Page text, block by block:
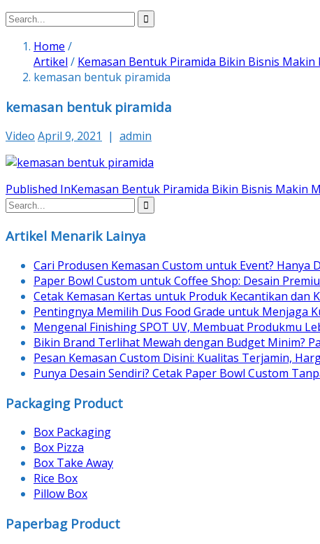
Home /
Artikel / Kemasan Bentuk Piramida Bikin Bisnis
kemasan bentuk piramida
kemasan bentuk piramida
Video April 9, 2021 | admin
Post
navigation
Published InKemasan Bentuk Piramida Bikin Bisnis Makin
Artikel Menarik Lainya
Cari Produsen Kemasan Custom untuk Event? Hanya
Paper Bowl Custom untuk Coffee Shop: Desain
Cetak Kemasan Kertas untuk Produk Kecantikan dan
Pentingnya Memilih Dus Food Grade untuk Menjaga
Mengenal Finishing SPOT UV, Membuat Produkmu
Bikin Brand Terlihat Mewah dengan Budget Minim?
Pesan Kemasan Custom Disini: Kualitas Terjamin,
Punya Desain Sendiri? Cetak Paper Bowl Custom
Packaging Product
Box Packaging
Box Pizza
Box Take Away
Rice Box
Pillow Box
Paperbag Product